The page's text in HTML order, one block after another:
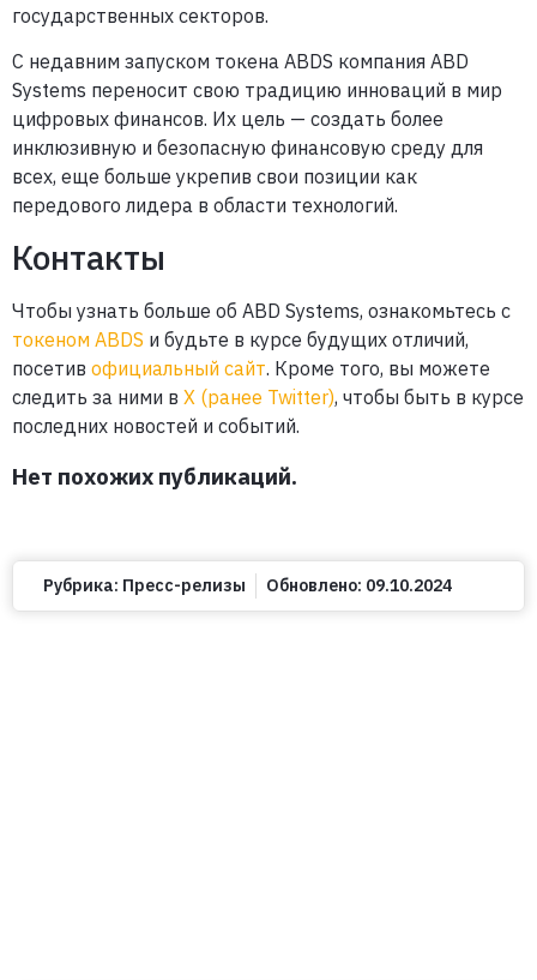
государственных секторов.
С недавним запуском токена ABDS компания ABD
Systems переносит свою традицию инноваций в мир
цифровых финансов. Их цель — создать более
инклюзивную и безопасную финансовую среду для
всех, еще больше укрепив свои позиции как
передового лидера в области технологий.
Контакты
Чтобы узнать больше об ABD Systems, ознакомьтесь с
токеном ABDS и будьте в курсе будущих отличий,
посетив официальный сайт. Кроме того, вы можете
следить за ними в X (ранее Twitter), чтобы быть в курсе
последних новостей и событий.
Нет похожих публикаций.
Рубрика: Пресс-релизы Обновлено: 09.10.2024